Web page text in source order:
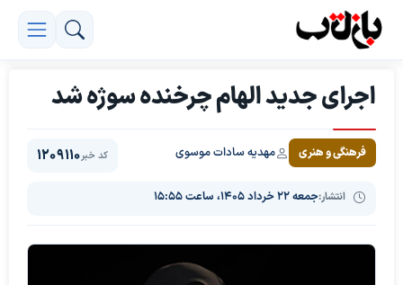
اجرای جدید الهام چرخنده سوژه شد
فرهنگی و هنری مهدیه سادات موسوی
انتشار:جمعه ۲۲ خرداد ۱۴۰۵، ساعت ۱۵:۵۵
کد خبر1209110